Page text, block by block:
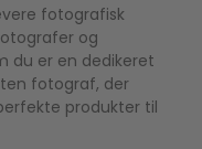
fotografisk
og
du er en dedikeret
fotograf, der
produkter til